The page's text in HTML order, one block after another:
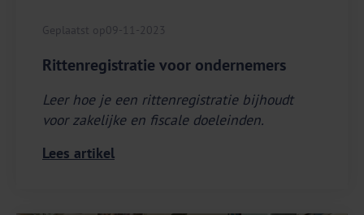
Geplaatst op 09-11-2023
Rittenregistratie voor ondernemers
Leer hoe je een rittenregistratie bijhoudt
voor zakelijke en fiscale doeleinden.
Lees artikel